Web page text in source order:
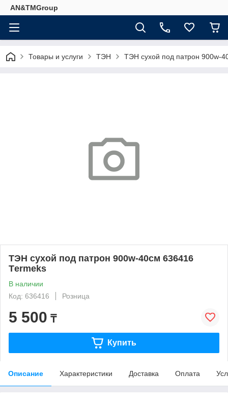
AN&TMGroup
Товары и услуги ТЭН ТЭН сухой под патрон 900w-
ТЭН сухой под патрон 900w-40см 636416
Тermeks
В наличии
Код: 636416
Розница
5 500 ₸
Купить
Описание Характеристики Доставка Оплата